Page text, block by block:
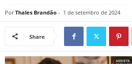
Por Thales Brandão - 1 de setembro de 2024
Share